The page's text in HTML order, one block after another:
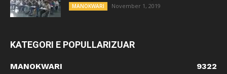
MANOKWARI November 1, 2019
KATEGORI E POPULLARIZUAR
MANOKWARI
9322